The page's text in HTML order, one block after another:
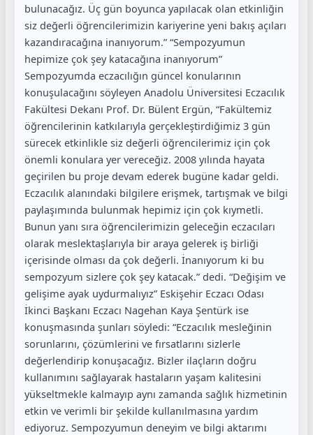
bulunacağız. Üç gün boyunca yapılacak olan etkinliğin
siz değerli öğrencilerimizin kariyerine yeni bakış açıları
kazandıracağına inanıyorum.” “Sempozyumun
hepimize çok şey katacağına inanıyorum”
Sempozyumda eczacılığın güncel konularının
konuşulacağını söyleyen Anadolu Üniversitesi Eczacılık
Fakültesi Dekanı Prof. Dr. Bülent Ergün, “Fakültemiz
öğrencilerinin katkılarıyla gerçekleştirdiğimiz 3 gün
sürecek etkinlikle siz değerli öğrencilerimiz için çok
önemli konulara yer vereceğiz. 2008 yılında hayata
geçirilen bu proje devam ederek bugüne kadar geldi.
Eczacılık alanındaki bilgilere erişmek, tartışmak ve bilgi
paylaşımında bulunmak hepimiz için çok kıymetli.
Bunun yanı sıra öğrencilerimizin geleceğin eczacıları
olarak meslektaşlarıyla bir araya gelerek iş birliği
içerisinde olması da çok değerli. İnanıyorum ki bu
sempozyum sizlere çok şey katacak.” dedi. “Değişim ve
gelişime ayak uydurmalıyız” Eskişehir Eczacı Odası
İkinci Başkanı Eczacı Nagehan Kaya Şentürk ise
konuşmasında şunları söyledi: “Eczacılık mesleğinin
sorunlarını, çözümlerini ve fırsatlarını sizlerle
değerlendirip konuşacağız. Bizler ilaçların doğru
kullanımını sağlayarak hastaların yaşam kalitesini
yükseltmekle kalmayıp aynı zamanda sağlık hizmetinin
etkin ve verimli bir şekilde kullanılmasına yardım
ediyoruz. Sempozyumun deneyim ve bilgi aktarımı